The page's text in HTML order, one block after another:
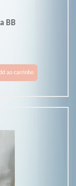
BB
ao carrinho